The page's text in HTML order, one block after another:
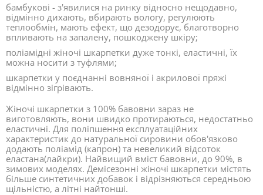
бамбукові - з'явилися на ринку відносно нещодавно,
відмінно дихають, вбирають вологу, регулюють
теплообмін, мають ефект, що дезодорує, благотворно
впливають на запалену, пошкоджену шкіру;
поліамідні жіночі шкарпетки дуже тонкі, еластичні, їх
можна носити з туфлями;
шкарпетки у поєднанні вовняної і акрилової пряжі
відмінно зігрівають.
Жіночі шкарпетки з 100% бавовни зараз не
виготовляють, вони швидко протираються, недостатньо
еластичні. Для поліпшення експлуатаційних
характеристик до натуральної сировини обов'язково
додають поліамід (капрон) та невеликий відсоток
еластана(лайкри). Найвищий вміст бавовни, до 90%, в
зимових моделях. Демісезонні жіночі шкарпетки містять
більше синтетичних добавок і відрізняються середньою
щільністю, а літні найтонші.